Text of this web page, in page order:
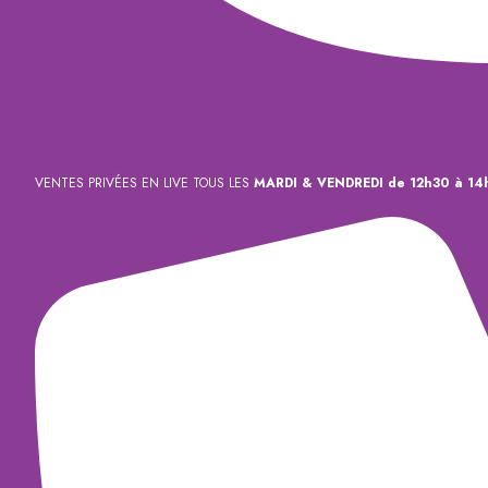
VENTES PRIVÉES EN LIVE TOUS LES MARDI & VENDREDI de 12h30 à